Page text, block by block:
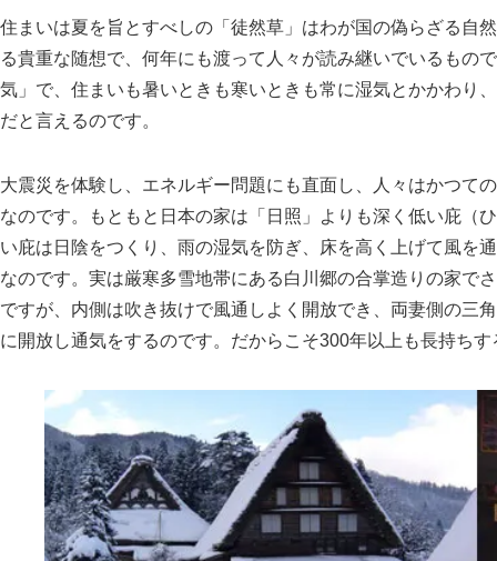
住まいは夏を旨とすべしの 徒然草
はわが国の偽らざる自
る貴重な随想で、何年にも渡って人々が読み継いでいるもの
気
で、住まいも暑いときも寒いときも常に湿気とかかわり
だと言えるのです。
大震災を体験し、エネルギー問題にも直面し、人々はかつて
なのです。もともと日本の家は
日照
よりも深く低い庇（
い庇は日陰をつくり、雨の湿気を防ぎ、床を高く上げて風を
なのです。実は厳寒多雪地帯にある白川郷の合掌造りの家で
ですが、内側は吹き抜けで風通しよく開放でき、両妻側の三
に開放し通気をするのです。だからこそ300年以上も長持ちす